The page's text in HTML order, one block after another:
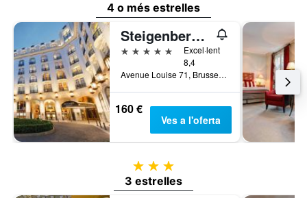
4 o més estrelles
Steigenberger Wiltcher's
5 estrelles
Excel·lent
8,4
Avenue Louise 71, Brussel·les, Bèlgica
160 €
Ves a l'oferta
3 estrelles
3 estrelles